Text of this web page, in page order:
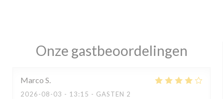
Onze gastbeoordelingen
Marco S
2026-08-03 - 13:15 - GASTEN 2